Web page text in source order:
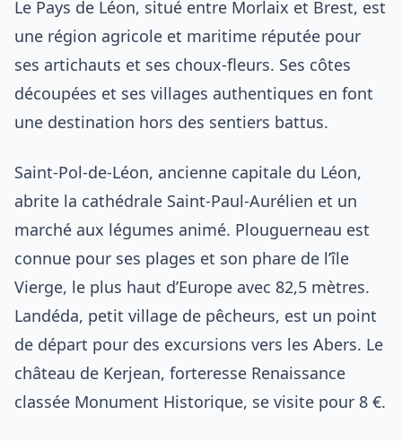
Le Pays de Léon, situé entre Morlaix et Brest, est
une région agricole et maritime réputée pour
ses artichauts et ses choux-fleurs. Ses côtes
découpées et ses villages authentiques en font
une destination hors des sentiers battus.
Saint-Pol-de-Léon, ancienne capitale du Léon,
abrite la cathédrale Saint-Paul-Aurélien et un
marché aux légumes animé. Plouguerneau est
connue pour ses plages et son phare de l’île
Vierge, le plus haut d’Europe avec 82,5 mètres.
Landéda, petit village de pêcheurs, est un point
de départ pour des excursions vers les Abers. Le
château de Kerjean, forteresse Renaissance
classée Monument Historique, se visite pour 8 €.